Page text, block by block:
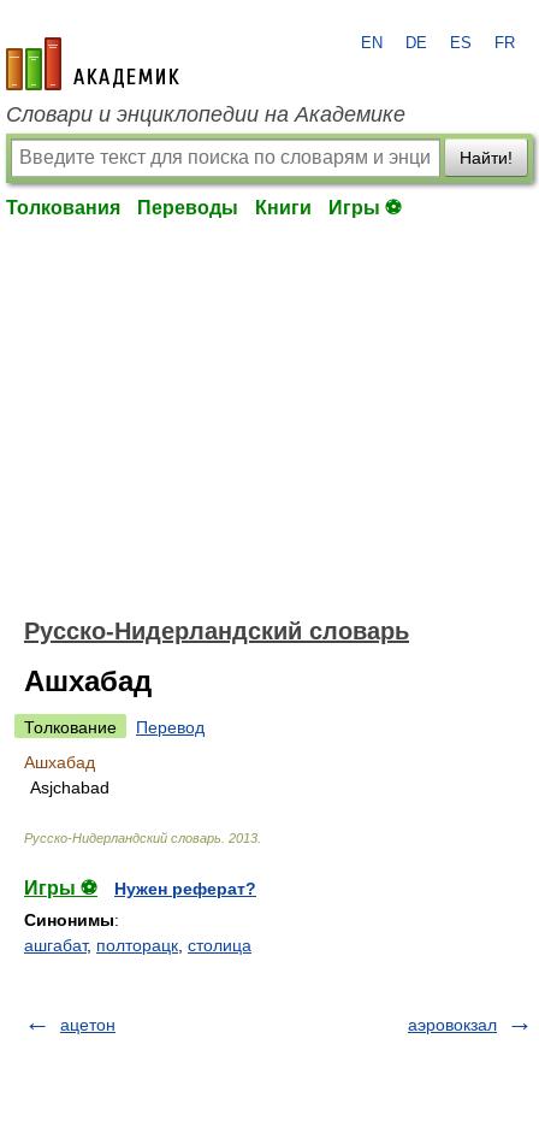
academic.ru
EN DE ES FR
Словари и энциклопедии на Академике
Найти!
Толкования Переводы Книги Игры ⚽
Русско-Нидерландский словарь
Ашхабад
Толкование
Перевод
Ашхабад
Asjchabad
Русско-Нидерландский словарь 2013
Игры ⚽
Нужен реферат?
Синонимы:
ашгабат, полторацк столица
ацетон аэровокзал